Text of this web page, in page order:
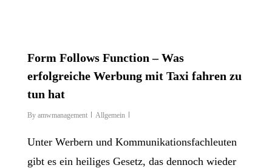
Form Follows Function – Was
erfolgreiche Werbung mit Taxi fahren zu
tun hat
By amwmanagement Allgemein
Unter Werbern und Kommunikationsfachleuten
gibt es ein heiliges Gesetz, das dennoch wieder